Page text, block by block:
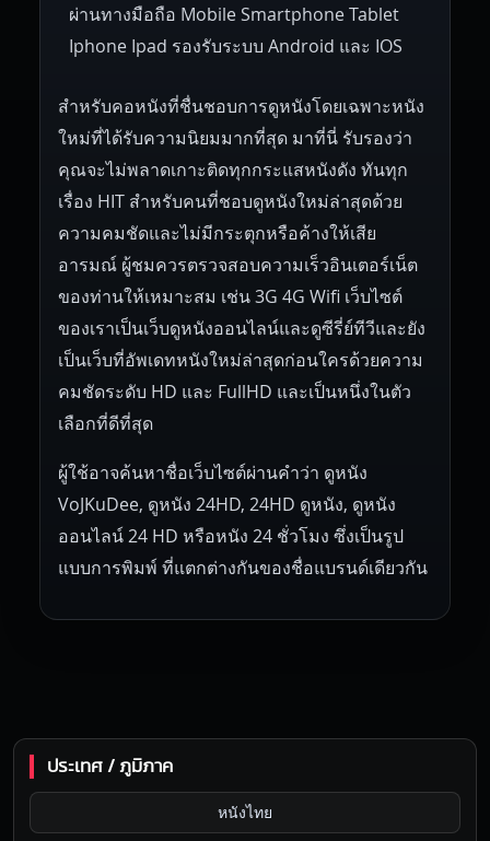
ผ่านทางมือถือ Mobile Smartphone Tablet
Iphone Ipad รองรับระบบ Android และ IOS
สำหรับคอหนังที่ชื่นชอบการดูหนังโดยเฉพาะหนัง
ใหม่ที่ได้รับความนิยมมากที่สุด มาที่นี่ รับรองว่า
คุณจะไม่พลาดเกาะติดทุกกระแสหนังดัง ทันทุก
เรื่อง HIT สำหรับคนที่ชอบดูหนังใหม่ล่าสุดด้วย
ความคมชัดและไม่มีกระตุกหรือค้างให้เสีย
อารมณ์ ผู้ชมควรตรวจสอบความเร็วอินเตอร์เน็ต
ของท่านให้เหมาะสม เช่น 3G 4G Wifi เว็บไซต์
ของเราเป็นเว็บดูหนังออนไลน์และดูซีรี่ย์ทีวีและยัง
เป็นเว็บที่อัพเดทหนังใหม่ล่าสุดก่อนใครด้วยความ
คมชัดระดับ HD และ FullHD และเป็นหนึ่งในตัว
เลือกที่ดีที่สุด
ผู้ใช้อาจค้นหาชื่อเว็บไซต์ผ่านคำว่า ดูหนัง
VoJKuDee, ดูหนัง 24HD, 24HD ดูหนัง, ดูหนัง
ออนไลน์ 24 HD หรือหนัง 24 ชั่วโมง ซึ่งเป็นรูป
แบบการพิมพ์ ที่แตกต่างกันของชื่อแบรนด์เดียวกัน
ประเทศ / ภูมิภาค
หนังไทย